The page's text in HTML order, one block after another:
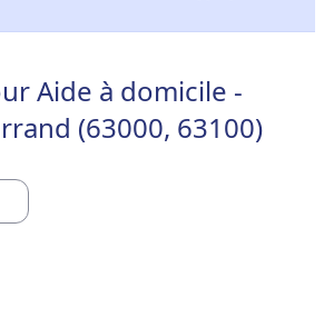
Aide à domicile -
(63000, 63100)